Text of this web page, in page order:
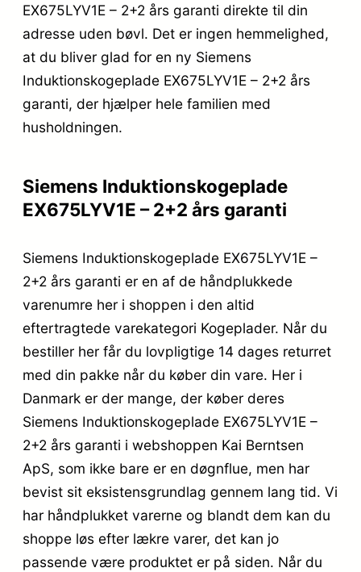
EX675LYV1E – 2+2 års garanti direkte til din
adresse uden bøvl. Det er ingen hemmelighed,
at du bliver glad for en ny Siemens
Induktionskogeplade EX675LYV1E – 2+2 års
garanti, der hjælper hele familien med
husholdningen.
Siemens Induktionskogeplade
EX675LYV1E – 2+2 års garanti
Siemens Induktionskogeplade EX675LYV1E –
2+2 års garanti er en af de håndplukkede
varenumre her i shoppen i den altid
eftertragtede varekategori Kogeplader. Når du
bestiller her får du lovpligtige 14 dages returret
med din pakke når du køber din vare. Her i
Danmark er der mange, der køber deres
Siemens Induktionskogeplade EX675LYV1E –
2+2 års garanti i webshoppen Kai Berntsen
ApS, som ikke bare er en døgnflue, men har
bevist sit eksistensgrundlag gennem lang tid. Vi
har håndplukket varerne og blandt dem kan du
shoppe løs efter lækre varer, det kan jo
passende være produktet er på siden. Når du